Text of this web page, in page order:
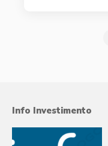
Info Investimento